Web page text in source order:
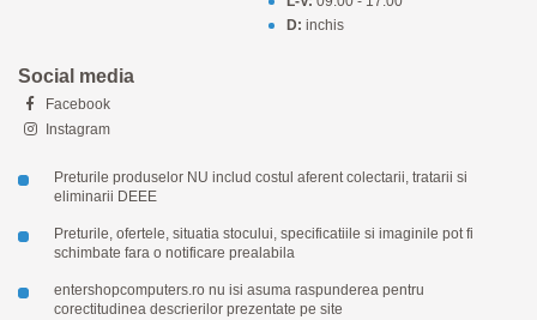
D: inchis
Social media
Facebook
Instagram
Preturile produselor NU includ costul aferent colectarii, tratarii si
eliminarii DEEE
Preturile, ofertele, situatia stocului, specificatiile si imaginile pot fi
schimbate fara o notificare prealabila
entershopcomputers.ro nu isi asuma raspunderea pentru
corectitudinea descrierilor prezentate pe site